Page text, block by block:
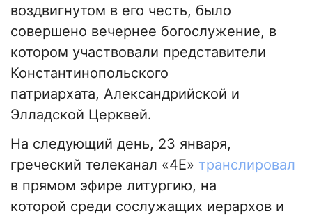
воздвигнутом в его честь, было
совершено вечернее богослужение, в
котором участвовали представители
Константинопольского
патриархата, Александрийской и
Элладской Церквей.
На следующий день, 23 января,
греческий телеканал «4Е» транслировал
в прямом эфире литургию, на
которой среди сослужащих иерархов и